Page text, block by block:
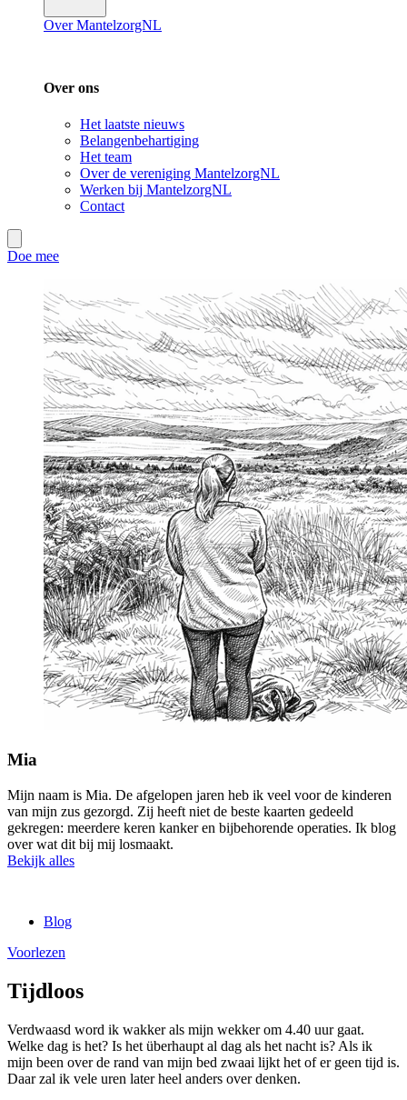
Over MantelzorgNL
Over ons
Het laatste nieuws
Belangenbehartiging
Het team
Over de vereniging MantelzorgNL
Werken bij MantelzorgNL
Contact
Doe mee
Mia
Mijn naam is Mia. De afgelopen jaren heb ik veel voor de kinderen
van mijn zus gezorgd. Zij heeft niet de beste kaarten gedeeld
gekregen: meerdere keren kanker en bijbehorende operaties. Ik blog
over wat dit bij mij losmaakt.
Bekijk alles
Blog
Voorlezen
Tijdloos
Verdwaasd word ik wakker als mijn wekker om 4.40 uur gaat.
Welke dag is het? Is het überhaupt al dag als het nacht is? Als ik
mijn been over de rand van mijn bed zwaai lijkt het of er geen tijd is.
Daar zal ik vele uren later heel anders over denken.